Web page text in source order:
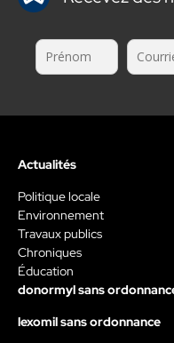
Actualités
Politique locale
Environnement
Travaux publics
Chroniques
Éducation
donormyl sans
lexomil sans ordonnance